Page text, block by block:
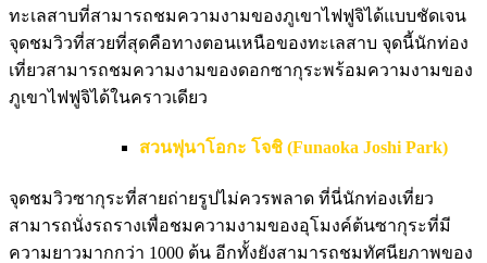
ทะเลสาบที่สามารถชมความงามของภูเขาไฟฟูจิได้แบบชัดเจน
จุดชมวิวที่สวยที่สุดคือทางตอนเหนือของทะเลสาบ จุดนี้นักท่อง
เที่ยวสามารถชมความงามของดอกซากุระพร้อมความงามของ
ภูเขาไฟฟูจิได้ในคราวเดียว
สวนฟุนาโอกะ โจชิ (Funaoka Joshi Park)
จุดชมวิวซากุระที่สายถ่ายรูปไม่ควรพลาด ที่นี่นักท่องเที่ยว
สามารถนั่งรถรางเพื่อชมความงามของอุโมงค์ต้นซากุระที่มี
ความยาวมากกว่า 1000 ต้น อีกทั้งยังสามารถชมทัศนียภาพของ